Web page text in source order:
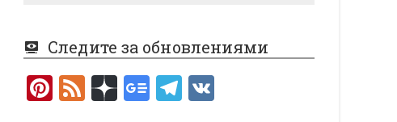
Следите за обновлениями
Pi F